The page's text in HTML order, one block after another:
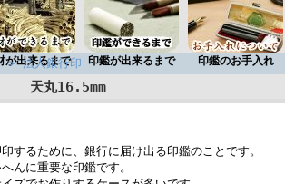
が出来るまで 印鑑が出来るまで 印鑑のお手入れ
>法人銀行印
丸16.5mm
するために、銀行に届け出る印鑑のことです。
んに重要な印鑑です。